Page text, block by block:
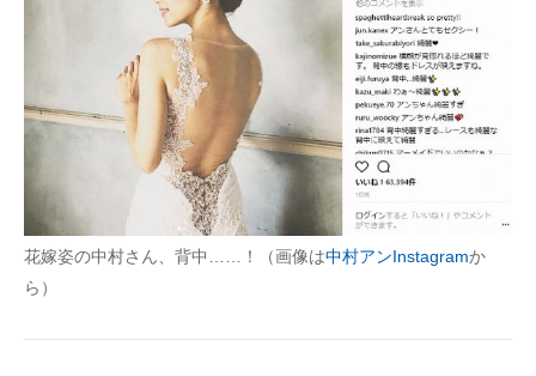
ビジネスと働き方のヒント
AI活用のいまが分かる
企業ITのトレンドを詳説
経営リーダーのコミュニティ
企業向けIT製品の総合サイト
花嫁姿の中村さん、背中……！（画像は中村アンInstagramか
ら）